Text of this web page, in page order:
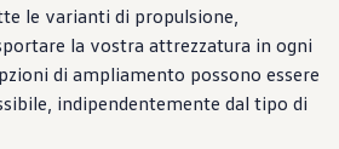
diesel XTL
di sicurezza degli airbag
flotte
le varianti di propulsione,
la vostra attrezzatura in ogni
di ampliamento possono essere
indipendentemente dal tipo di